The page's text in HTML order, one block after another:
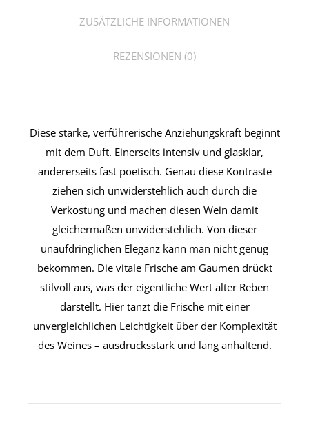
ZUSÄTZLICHE INFORMATIONEN
REZENSIONEN (0)
Diese starke, verführerische Anziehungskraft beginnt
mit dem Duft. Einerseits intensiv und glasklar,
andererseits fast poetisch. Genau diese Kontraste
ziehen sich unwiderstehlich auch durch die
Verkostung und machen diesen Wein damit
gleichermaßen unwiderstehlich. Von dieser
unaufdringlichen Eleganz kann man nicht genug
bekommen. Die vitale Frische am Gaumen drückt
stilvoll aus, was der eigentliche Wert alter Reben
darstellt. Hier tanzt die Frische mit einer
unvergleichlichen Leichtigkeit über der Komplexität
des Weines – ausdrucksstark und lang anhaltend.